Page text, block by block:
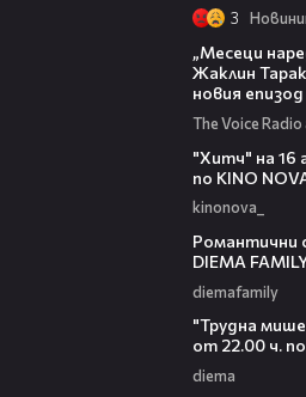
3
„Месеци
Жаклин
новия
"Хитч" на 16
по KINO
kinonova_
Романтични
DIEMA
diemafamily
"Трудна
от 22.00 ч.
diema